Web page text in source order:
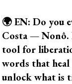
🌍 EN: Do you
Costa — Nonô.
tool for
words that
unlock what is